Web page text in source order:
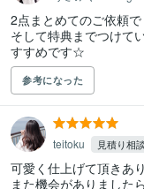
2点まとめてのご依頼
そして特典までつけて
すすめです☆
参考になった
teitoku 見積り相
可愛く仕上げて頂きあ
また機会がありました